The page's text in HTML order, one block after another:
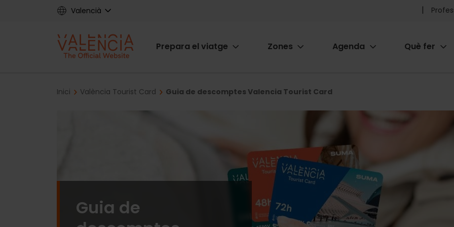
Valencià
Pre
Main
Prepara el viatge Zones Agenda Què fer
Breadcrumb
Inici València Tourist Card Guia de descomptes Valencia Tourist Card
Guia de